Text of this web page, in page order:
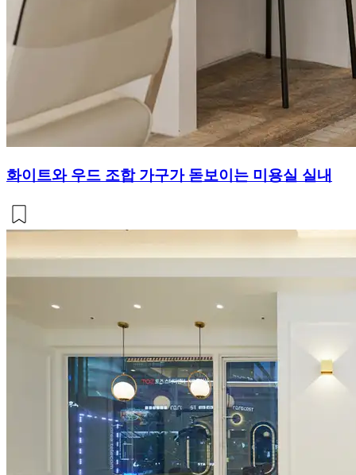
화이트와 우드 조합 가구가 돋보이는 미용실 실내